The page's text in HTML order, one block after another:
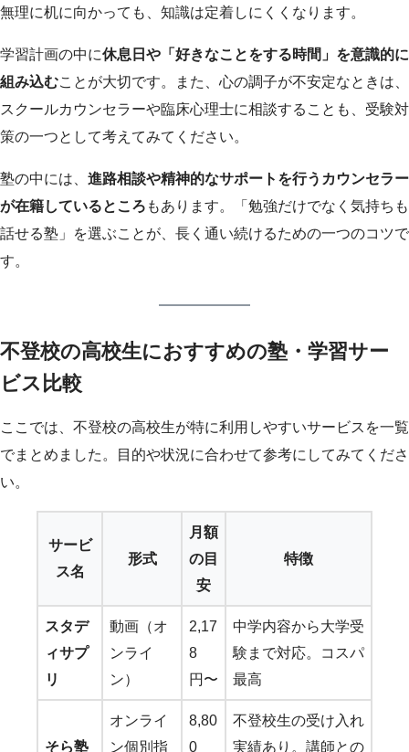
無理に机に向かっても、知識は定着しにくくなります。
学習計画の中に休息日や「好きなことをする時間」を意識的に
組み込むことが大切です。また、心の調子が不安定なときは、
スクールカウンセラーや臨床心理士に相談することも、受験対
策の一つとして考えてみてください。
塾の中には、 進路相談や精神的なサポートを行うカウンセラー
が在籍しているところ もあります。「勉強だけでなく気持ちも
話せる塾」を選ぶことが、長く通い続けるための一つのコツで
す。
不登校の高校生におすすめの塾・学習サー
ビス比較
ここでは、不登校の高校生が特に利用しやすいサービスを一覧
でまとめました。目的や状況に合わせて参考にしてみてくださ
い。
サービ
ス名
形式
月額
の目
安
特徴
スタデ
ィサプ
リ
動画（オ
ンライ
ン）
2,17
8
円〜
中学内容から大学受
験まで対応。コスパ
最高
そら塾
オンライ
ン個別指
8,80
0
不登校生の受け入れ
実績あり。講師との